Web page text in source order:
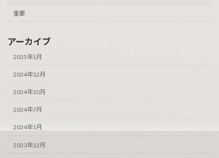
重要
アーカイブ
2025年1月
2024年12月
2024年10月
2024年7月
2024年1月
2023年12月